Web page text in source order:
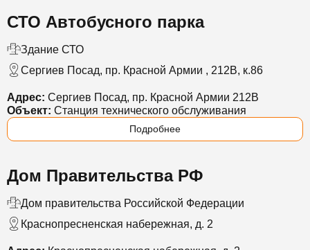
СТО Автобусного парка
Здание СТО
Сергиев Посад, пр. Красной Армии , 212В, к.86
Адрес: Сергиев Посад, пр. Красной Армии 212В
Объект: Станция технического обслуживания
Подробнее
Дом Правительства РФ
Дом правительства Российской Федерации
Краснопресненская набережная, д. 2